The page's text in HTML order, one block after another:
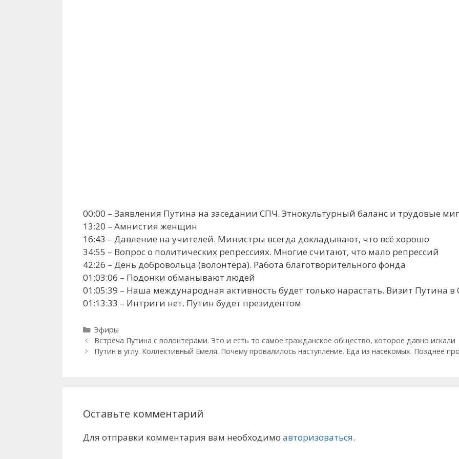
00:00 – Заявления Путина на заседании СПЧ. Этнокультурный баланс и трудовые
13:20 – Амнистия женщин
16:43 – Давление на учителей. Министры всегда докладывают, что всё хорошо
34:55 – Вопрос о политических репрессиях. Многие считают, что мало репрессий
42:26 – День добровольца (волонтёра). Работа благотворительного фонда
01:03:06 – Подонки обманывают людей
01:05:39 – Наша международная активность будет только нарастать. Визит Путина
01:13:33 – Интриги нет. Путин будет президентом
Рубрики
Эфиры
Встреча Путина с волонтерами. Это и есть то самое гражданское общество, которое давно искали
Путин в углу. Коллективный Емеля. Почему провалилось наступление. Еда из насекомых. Позднее
Оставьте комментарий
Для отправки комментария вам необходимо авторизоваться.